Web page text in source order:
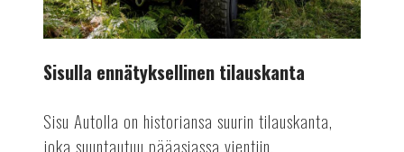
Sisulla ennätyksellinen tilauskanta
Sisu Autolla on historiansa suurin tilauskanta,
joka suuntautuu pääasiassa vientiin.